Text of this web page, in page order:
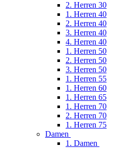
2. Herren 30
1. Herren 40
2. Herren 40
3. Herren 40
4. Herren 40
1. Herren 50
2. Herren 50
3. Herren 50
1. Herren 55
1. Herren 60
1. Herren 65
1. Herren 70
2. Herren 70
1. Herren 75
Damen
1. Damen